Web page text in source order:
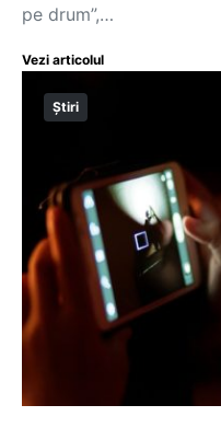
pe drum”,…
Vezi articolul
Știri